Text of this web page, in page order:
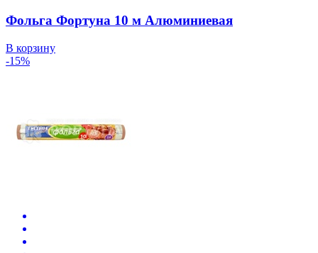
Фольга Фортуна 10 м Алюминиевая
В корзину
-15%